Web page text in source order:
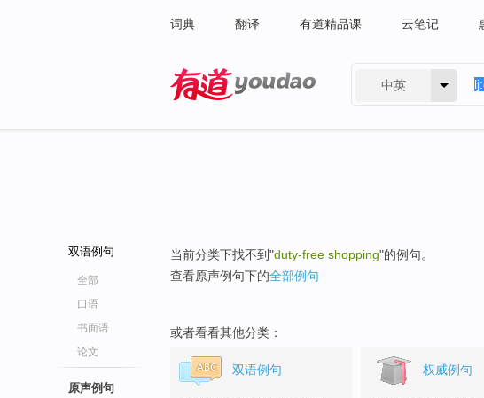
词典 翻译 有道精品课 云笔记
中英
双语例句
全部
口语
书面语
论文
原声例句
当前分类下找不到"duty-free shopping"的例句。
查看原声例句下的全部例句
或者看看其他分类：
双语例句 权威例句